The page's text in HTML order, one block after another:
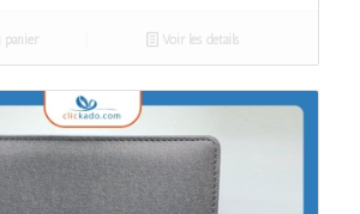
Voir les détails